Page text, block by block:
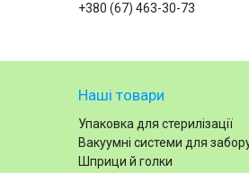
+380 (67) 463-30-73
Наші товари
Упаковка для стерилізації
Вакуумні системи для
Шприци й голки